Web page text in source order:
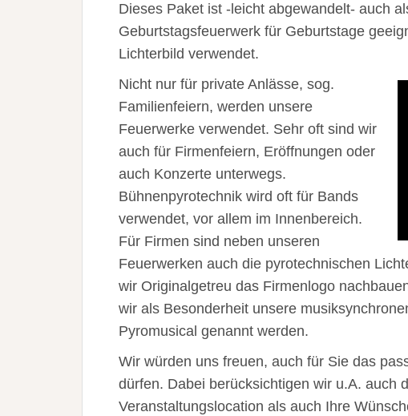
Dieses Paket ist -leicht abgewandelt- auch
Geburtstagsfeuerwerk für Geburtstage
Lichterbild verwendet.
Nicht nur für private Anlässe, sog.
Familienfeiern, werden unsere
Feuerwerke verwendet. Sehr oft sind wir
auch für Firmenfeiern, Eröffnungen oder
auch Konzerte unterwegs.
Bühnenpyrotechnik wird oft für Bands
verwendet, vor allem im Innenbereich.
Für Firmen sind neben unseren
Feuerwerken auch die pyrotechnischen
wir Originalgetreu das Firmenlogo
wir als Besonderheit unsere
Pyromusical genannt werden.
Wir würden uns freuen, auch für Sie das
dürfen. Dabei berücksichtigen wir u.A. auch
Veranstaltungslocation als auch Ihre